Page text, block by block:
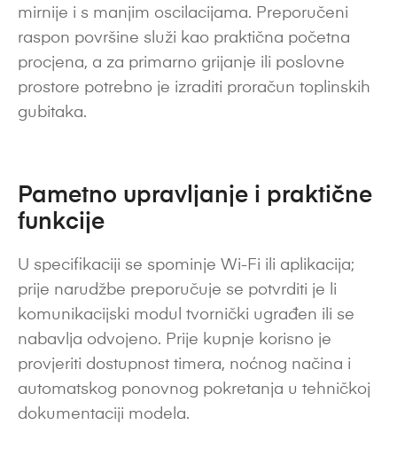
mirnije i s manjim oscilacijama. Preporučeni
raspon površine služi kao praktična početna
procjena, a za primarno grijanje ili poslovne
prostore potrebno je izraditi proračun toplinskih
gubitaka.
Pametno upravljanje i praktične
funkcije
U specifikaciji se spominje Wi-Fi ili aplikacija;
prije narudžbe preporučuje se potvrditi je li
komunikacijski modul tvornički ugrađen ili se
nabavlja odvojeno. Prije kupnje korisno je
provjeriti dostupnost timera, noćnog načina i
automatskog ponovnog pokretanja u tehničkoj
dokumentaciji modela.